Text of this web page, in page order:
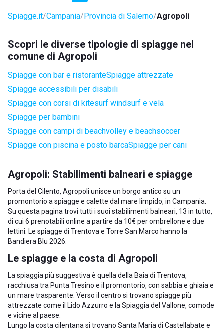
Spiagge.it Campania Provincia di Salerno Agropoli
Scopri le diverse tipologie di spiagge nel
comune di Agropoli
Spiagge con bar e ristoranteSpiagge attrezzate
Spiagge accessibili per disabili
Spiagge con corsi di kitesurf windsurf e vela
Spiagge per bambini
Spiagge con campi di beachvolley e beachsoccer
Spiagge con piscina e posto barcaSpiagge per cani
Agropoli: Stabilimenti balneari e spiagge
Porta del Cilento, Agropoli unisce un borgo antico su un
promontorio a spiagge e calette dal mare limpido, in Campania.
Su questa pagina trovi tutti i suoi stabilimenti balneari, 13 in tutto,
di cui 6 prenotabili online a partire da 10€ per ombrellone e due
lettini. Le spiagge di Trentova e Torre San Marco hanno la
Bandiera Blu 2026.
Le spiagge e la costa di Agropoli
La spiaggia più suggestiva è quella della Baia di Trentova,
racchiusa tra Punta Tresino e il promontorio, con sabbia e ghiaia e
un mare trasparente. Verso il centro si trovano spiagge più
attrezzate come il Lido Azzurro e la Spiaggia del Vallone, comode
e vicine al paese.
Lungo la costa cilentana si trovano Santa Maria di Castellabate e